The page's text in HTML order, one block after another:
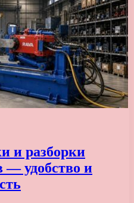
и разборки
— удобство и